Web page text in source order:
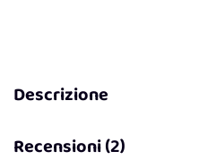
Descrizione
Recensioni (2)